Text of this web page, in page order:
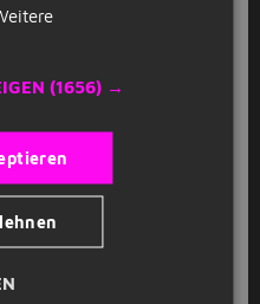
– Schwäbisch Hall
(m/w/d)
(1656) →